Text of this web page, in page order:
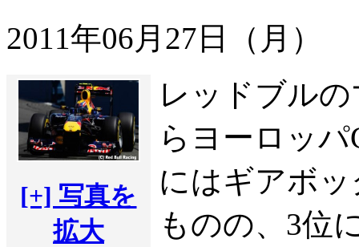
2011年06月27日（月）
[+] 写真を
拡大
レッドブル
らヨーロッ
にはギアボ
ものの、3位